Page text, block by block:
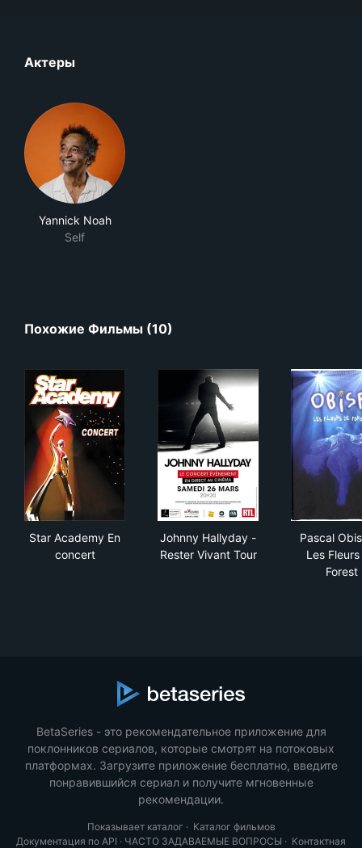
Актеры
Yannick Noah
Self
Похожие Фильмы (10)
Star Academy En
concert
Johnny Hallyday -
Rester Vivant Tour
Pascal
Les
Forest
BetaSeries - это рекомендательное приложение для
поклонников сериалов, которые смотрят на потоковых
платформах. Загрузите приложение бесплатно, введите
понравившийся сериал и получите мгновенные
рекомендации.
Показывает каталог · Каталог фильмов
Документация по API · ЧАСТО ЗАДАВАЕМЫЕ ВОПРОСЫ · Контактная